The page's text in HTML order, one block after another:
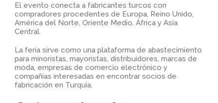
El evento conecta a fabricantes turcos con
compradores procedentes de Europa, Reino Unido,
América del Norte, Oriente Medio, África y Asia
Central.
La feria sirve como una plataforma de abastecimiento
para minoristas, mayoristas, distribuidores, marcas de
moda, empresas de comercio electrónico y
compañías interesadas en encontrar socios de
fabricación en Turquía.